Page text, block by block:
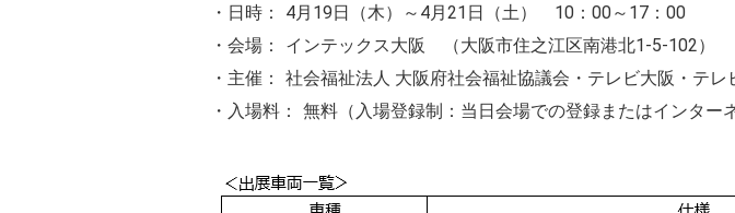
・日時：
4月19日（木）～4月21日（土） 10：00～17：00
・会場：
インテックス大阪 （大阪市住之江区南港北1-5-102）
・主催：
社会福祉法人 大阪府社会福祉協議会・テレビ大阪・テレ
・入場料：
無料（入場登録制：当日会場での登録またはインター